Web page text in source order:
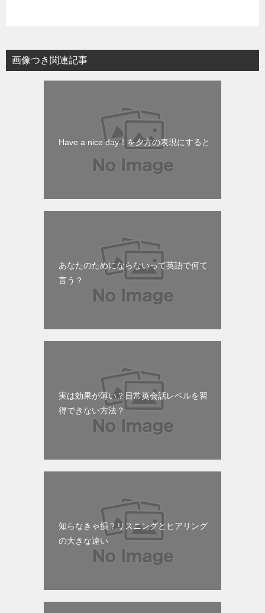
画像つき関連記事
Have a nice day！を夕方の表現にすると
あなたのためにならないって英語で何て
言う？
実は効果が薄い？日常英会話レベルを習
得できない方法？
知らなきゃ損？リスニングとヒアリング
の大きな違い